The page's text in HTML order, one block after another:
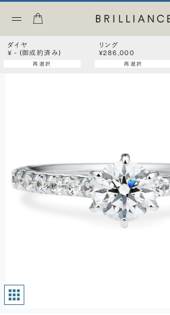
ダイヤ
¥ - (御成約済み)
再選択
リング
¥286,000
再選択